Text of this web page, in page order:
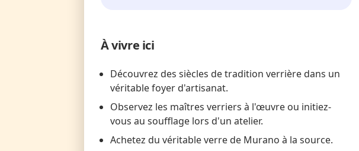
À vivre ici
Découvrez des siècles de tradition verrière dans un
véritable foyer d'artisanat.
Observez les maîtres verriers à l'œuvre ou initiez-
vous au soufflage lors d'un atelier.
Achetez du véritable verre de Murano à la source.